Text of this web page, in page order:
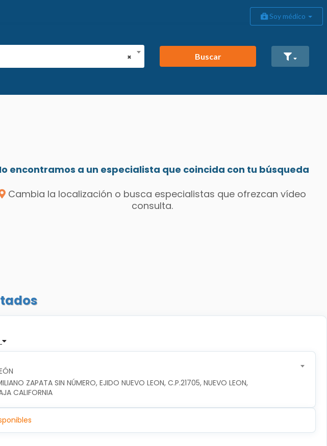
Soy médico
×
Buscar
encontramos a un especialista que coincida con tu búsqueda
Cambia la localización o busca especialistas que ofrezcan vídeo
consulta.
ZAPATA SIN NÚMERO, EJIDO NUEVO LEON, C.P.21705, NUEVO LEON,
CALIFORNIA